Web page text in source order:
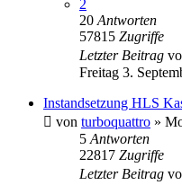
2
20 Antworten
57815 Zugriffe
Letzter Beitrag
Freitag 3.
Instandsetzung HLS
von turboquattro »
5 Antworten
22817 Zugriffe
Letzter Beitrag